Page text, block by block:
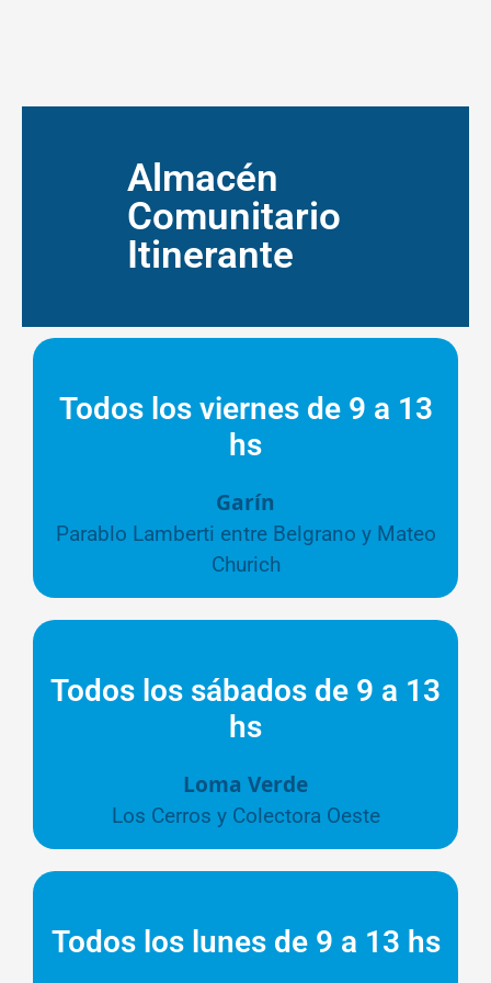
Almacén
Comunitario
Itinerante
Todos los viernes de 9 a 13
hs
Garín
Parablo Lamberti entre Belgrano y Mateo
Churich
Todos los sábados de 9 a 13
hs
Loma Verde
Los Cerros y Colectora Oeste
Todos los lunes de 9 a 13 hs